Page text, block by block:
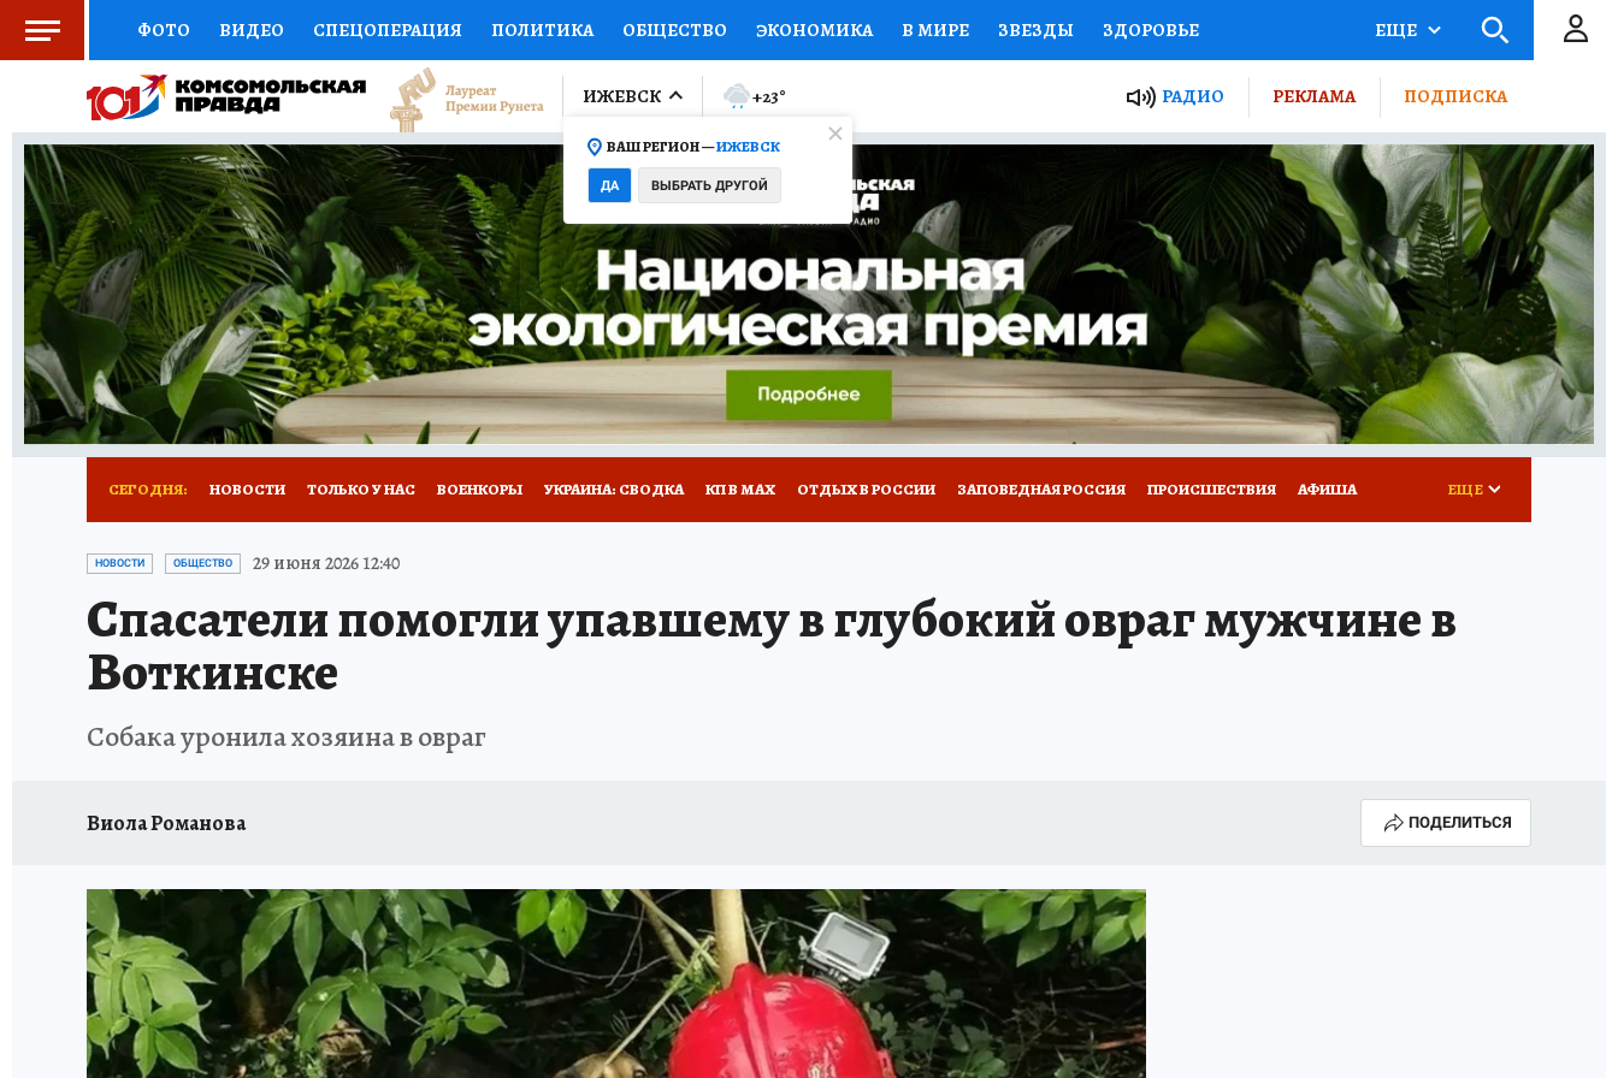
ФОТО ВИДЕО СПЕЦОПЕРАЦИЯ ПОЛИТИКА ОБЩЕСТВО ЭКОНОМИКА В МИРЕ ЗВЕЗДЫ ЗДОРОВЬЕ
СОЦПОДДЕРЖКА НАУКА СПОРТ КОЛУМНИСТЫ ПРОИСШЕСТВИЯ НАЦИОНАЛЬНЫЕ ПРОЕКТЫ РОССИИ
ВЫБОР ЭКСПЕРТОВ ДОКТОР ФИНАНСЫ ОТКРЫВАЕМ МИР Я ЗНАЮ СЕМЬЯ ЖЕНСКИЕ СЕКРЕТЫ ПУТЕВОДИТЕЛЬ
КНИЖНАЯ ПОЛКА ПРОГНОЗЫ НА СПОРТ ПРОМОКОДЫ СЕРИАЛЫ СПЕЦПРОЕКТЫ ДЕФИЦИТ ЖЕЛЕЗА ТУРИЗМ
ПРЕСС-ЦЕНТР НЕДВИЖИМОСТЬ ТЕЛЕВИЗОР КОЛЛЕКЦИИ КОНКУРСЫ РАБОТА У НАС ГИД ПОТРЕБИТЕЛЯ ВСЕ О КП
РАДИО КП РЕКЛАМА ТЕСТЫ НОВОЕ НА САЙТЕ
ЕЩЕ
ИЖЕВСК
ВАШ РЕГИОН —ИЖЕВСК
ДА ВЫБРАТЬ ДРУГОЙ
+23° РАДИО РЕКЛАМА ПОДПИСКА
СЕГОДНЯ: НОВОСТИ ТОЛЬКО У НАС ВОЕНКОРЫ УКРАИНА: СВОДКА КП В МАХ ОТДЫХ В РОССИИ ЗАПОВЕДНАЯ РОССИЯ ПРОИСШЕСТВИЯ АФИША
РЕКЛАМА НА САЙТЕ ПУТЕВОДИТЕЛЬ ПО СТРОЙКЕ И РЕМОНТУ
ЕЩЕ
НОВОСТИ ОБЩЕСТВО 29 июня 2026 12:40
Спасатели помогли упавшему в глубокий овраг мужчине в
Воткинске
Собака уронила хозяина в овраг
Виола Романова ПОДЕЛИТЬСЯ